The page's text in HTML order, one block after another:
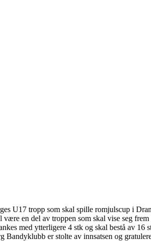
U17 tropp som skal spille romjulscup i
en del av troppen som skal vise seg
med ytterligere 4 stk og skal bestå av 16
er stolte av innsatsen og